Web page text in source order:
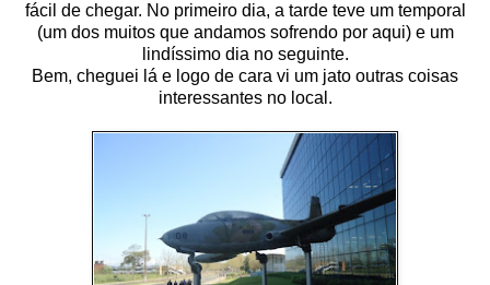
fácil de chegar. No primeiro dia, a tarde teve um temporal
(um dos muitos que andamos sofrendo por aqui) e um
lindíssimo dia no seguinte.
Bem, cheguei lá e logo de cara vi um jato outras coisas
interessantes no local.